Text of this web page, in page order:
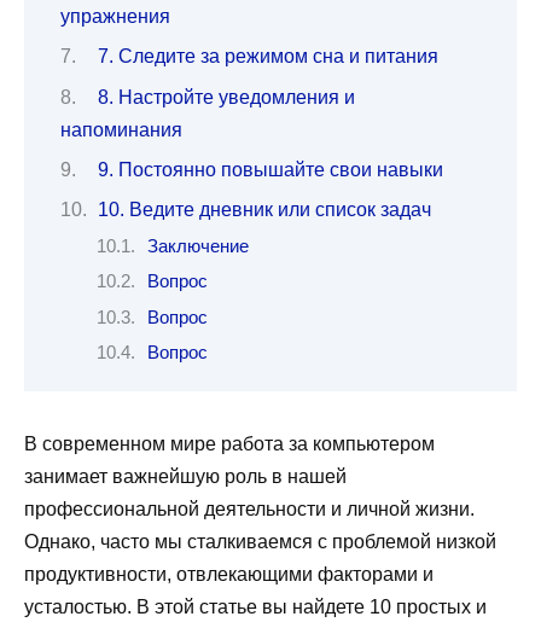
упражнения
7. Следите за режимом сна и питания
8. Настройте уведомления и
напоминания
9. Постоянно повышайте свои навыки
10. Ведите дневник или список задач
Заключение
Вопрос
Вопрос
Вопрос
В современном мире работа за компьютером
занимает важнейшую роль в нашей
профессиональной деятельности и личной жизни.
Однако, часто мы сталкиваемся с проблемой низкой
продуктивности, отвлекающими факторами и
усталостью. В этой статье вы найдете 10 простых и